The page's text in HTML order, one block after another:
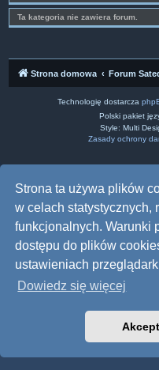
Strona ta używa plików
w celach statystycznych,
funkcjonalnych. Warunki
dostępu do plików
ustawieniach
Dowiedz się więcej
Ta kategoria nie zawiera forum.
Strona domowa Forum
Technologię dostarcza
Polski pakiet
Style: Multi
Zasady ochrony